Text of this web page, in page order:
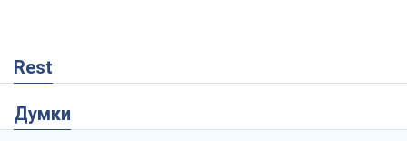
Rest
Думки